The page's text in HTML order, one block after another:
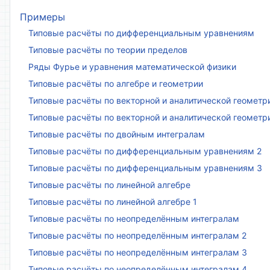
Примеры
Типовые расчёты по дифференциальным уравнениям
Типовые расчёты по теории пределов
Ряды Фурье и уравнения математической физики
Типовые расчёты по алгебре и геометрии
Типовые расчёты по векторной и аналитической
Типовые расчёты по векторной и аналитической
Типовые расчёты по двойным интегралам
Типовые расчёты по дифференциальным уравнениям 2
Типовые расчёты по дифференциальным уравнениям 3
Типовые расчёты по линейной алгебре
Типовые расчёты по линейной алгебре 1
Типовые расчёты по неопределённым интегралам
Типовые расчёты по неопределённым интегралам 2
Типовые расчёты по неопределённым интегралам 3